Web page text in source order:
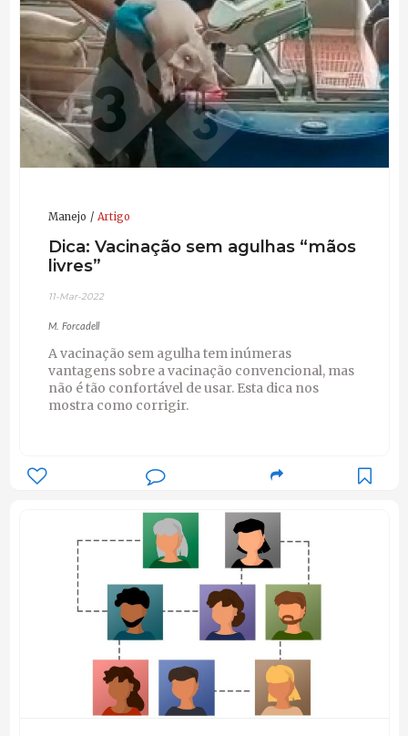
Manejo Artigo
Dica: Vacinação sem agulhas “mãos
livres”
11-Mar-2022
M. Forcadell
A vacinação sem agulha tem inúmeras
vantagens sobre a vacinação convencional, mas
não é tão confortável de usar. Esta dica nos
mostra como corrigir.